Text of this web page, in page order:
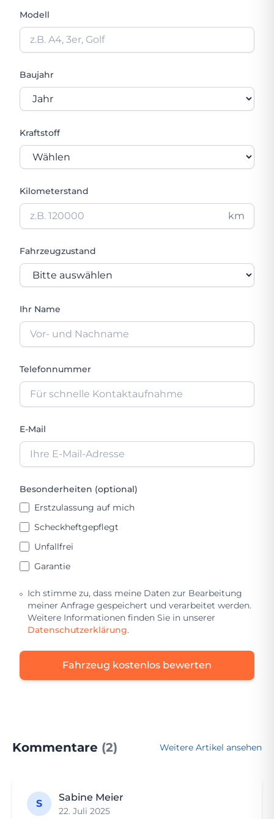
Modell
Baujahr
Kraftstoff
Kilometerstand
km
Fahrzeugzustand
Ihr Name
Telefonnummer
E-Mail
Besonderheiten (optional)
Erstzulassung auf mich
Scheckheftgepflegt
Unfallfrei
Garantie
Ich stimme zu, dass meine Daten zur Bearbeitung
meiner Anfrage gespeichert und verarbeitet werden.
Weitere Informationen finden Sie in unserer
Datenschutzerklärung.
Fahrzeug kostenlos bewerten
Kommentare (2) Weitere Artikel ansehen
S
Sabine Meier
22. Juli 2025